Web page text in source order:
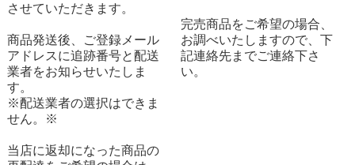
させていただきます。
商品発送後、ご登録メール
アドレスに追跡番号と配送
業者をお知らせいたしま
す。
※配送業者の選択はできま
せん。※
当店に返却になった商品の
完売商品をご希望の場合、
お調べいたしますので、下
記連絡先までご連絡下さ
い。